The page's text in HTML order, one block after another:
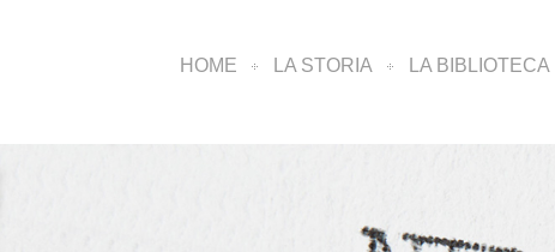
HOME LA STORIA LA BIBLIOTECA